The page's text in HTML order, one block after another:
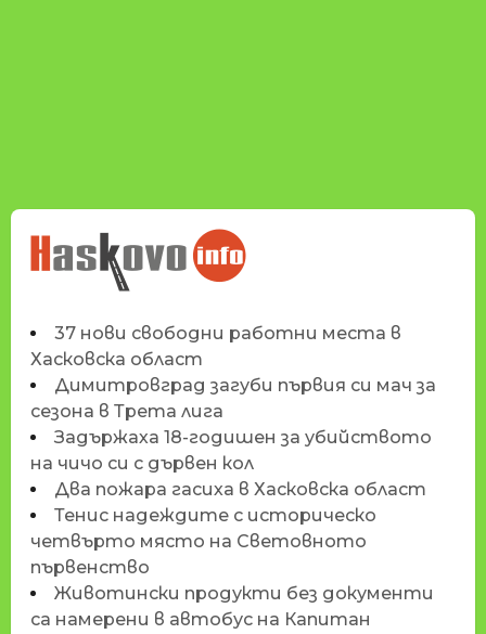
НОВИНИТЕ НА
HASKOVO.INFO
37 нови свободни работни места в
Хасковска област
Димитровград загуби първия си мач за
сезона в Трета лига
Задържаха 18-годишен за убийството
на чичо си с дървен кол
Два пожара гасиха в Хасковска област
Тенис надеждите с историческо
четвърто място на Световното
първенство
Животински продукти без документи
са намерени в автобус на Капитан